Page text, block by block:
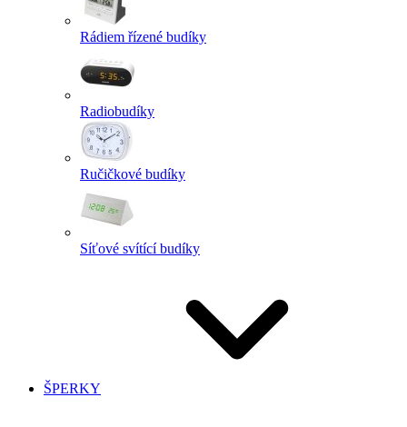
Rádiem řízené budíky
Radiobudíky
Ručičkové budíky
Síťové svítící budíky
ŠPERKY